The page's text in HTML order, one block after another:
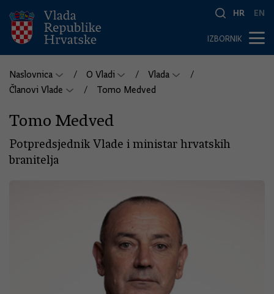
HR EN
IZBORNIK
Naslovnica O Vladi
Vlada
Članovi Vlade
Tomo Medved
Tomo Medved
Potpredsjednik Vlade i ministar hrvatskih
branitelja